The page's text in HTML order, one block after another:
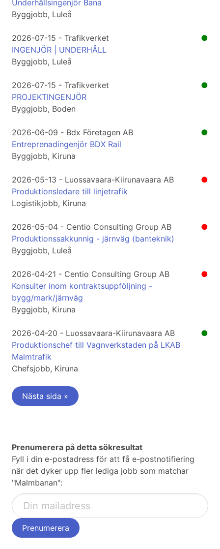
Underhållsingenjör Bana
Byggjobb, Luleå
●
2026-07-15 - Trafikverket
INGENJÖR | UNDERHÅLL
Byggjobb, Luleå
●
2026-07-15 - Trafikverket
PROJEKTINGENJÖR
Byggjobb, Boden
●
2026-06-09 - Bdx Företagen AB
Entreprenadingenjör BDX Rail
Byggjobb, Kiruna
●
2026-05-13 - Luossavaara-Kiirunavaara AB
Produktionsledare till linjetrafik
Logistikjobb, Kiruna
●
2026-05-04 - Centio Consulting Group AB
Produktionssakkunnig - järnväg (banteknik)
Byggjobb, Luleå
●
2026-04-21 - Centio Consulting Group AB
Konsulter inom kontraktsuppföljning -
bygg/mark/järnväg
Byggjobb, Kiruna
●
2026-04-20 - Luossavaara-Kiirunavaara AB
Produktionschef till Vagnverkstaden på LKAB
Malmtrafik
Chefsjobb, Kiruna
Nästa sida »
Prenumerera på detta sökresultat
Fyll i din e-postadress för att få e-postnotifiering
när det dyker upp fler lediga jobb som matchar
"Malmbanan":